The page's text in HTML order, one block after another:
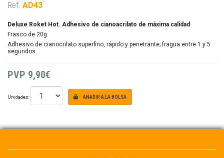
Ref. AD43
Deluxe Roket Hot. Adhesivo de cianoacrilato de máxima calidad
Frasco de 20g.
Adhesivo de cianocrilato superfino, rápido y penetrante; fragua entre 1 y 5
segundos.
PVP 9,90€
Unidades: AÑADIR A LA BOLSA